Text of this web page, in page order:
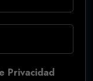
Privacidad